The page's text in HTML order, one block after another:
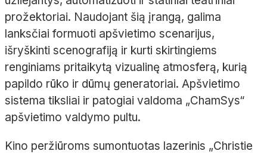
prožektoriai. Naudojant šią įrangą, galima
lanksčiai formuoti apšvietimo scenarijus,
išryškinti scenografiją ir kurti skirtingiems
renginiams pritaikytą vizualinę atmosferą, kurią
papildo rūko ir dūmų generatoriai. Apšvietimo
sistema tiksliai ir patogiai valdoma „ChamSys“
apšvietimo valdymo pultu.
Kino peržiūroms sumontuotas lazerinis „Christie